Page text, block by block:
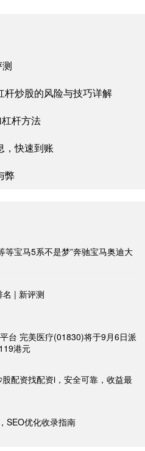
杆炒股的风险与技巧详解
杆方法
，快速到账
弊
等宝马5系不是梦”奔驰宝马奥迪大
名 | 新评测
台 完美医疗(01830)将于9月6日派
港元
配资找配资i，安全可靠，收益最
SEO优化收录指南